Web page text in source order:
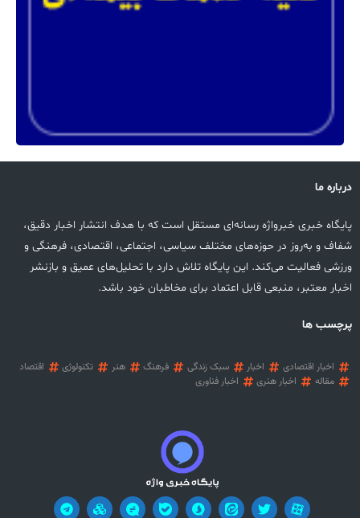
درباره ما
پایگاه خبری خبرواژه رسانه‌ای مستقل است که با هدف انتشار اخبار دقیق،
شفاف و به‌روز در حوزه‌های مختلف سیاسی، اجتماعی، اقتصادی، فرهنگی و
ورزشی فعالیت می‌کند. این پایگاه تلاش دارد با تحلیل‌های عمیق و بازنشر
اخبار معتبر، منبعی قابل اعتماد برای مخاطبان خود باشد.
پرچسب ها
اخبار اقتصادی اخبار سبک زندگی فرهنگ هنر تکنولوژی
اقتصاد
مقاله
اخبار هنری اخبار فناوری